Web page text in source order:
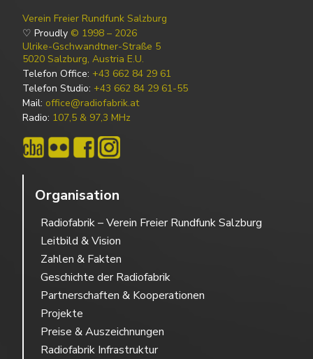
Verein Freier Rundfunk Salzburg
♡ Proudly © 1998 – 2026
Ulrike-Gschwandtner-Straße 5
5020 Salzburg, Austria E.U.
Telefon Office: +43 662 84 29 61
Telefon Studio: +43 662 84 29 61-55
Mail: office@radiofabrik.at
Radio: 107,5 & 97,3 MHz
Organisation
Radiofabrik – Verein Freier Rundfunk Salzburg
Leitbild & Vision
Zahlen & Fakten
Geschichte der Radiofabrik
Partnerschaften & Kooperationen
Projekte
Preise & Auszeichnungen
Radiofabrik Infrastruktur